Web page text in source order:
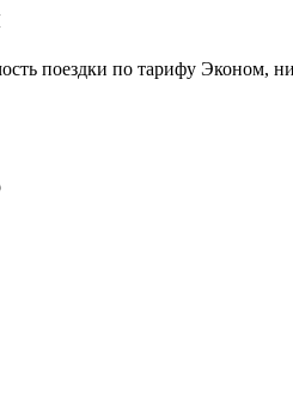
поездки по тарифу Эконом,